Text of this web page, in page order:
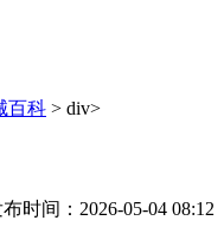
百科 > div>
布时间：2026-05-04 08:12